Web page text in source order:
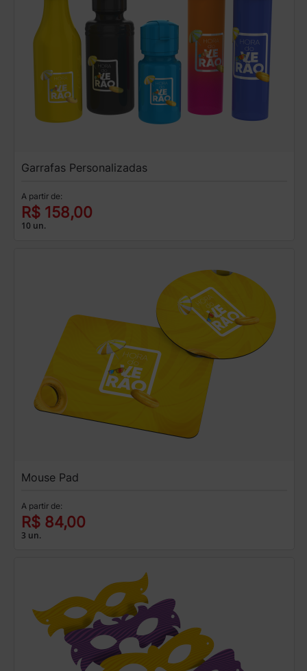
Garrafas Personalizadas
A partir de:
R$ 158,00
10 un.
Mouse Pad
A partir de:
R$ 84,00
3 un.